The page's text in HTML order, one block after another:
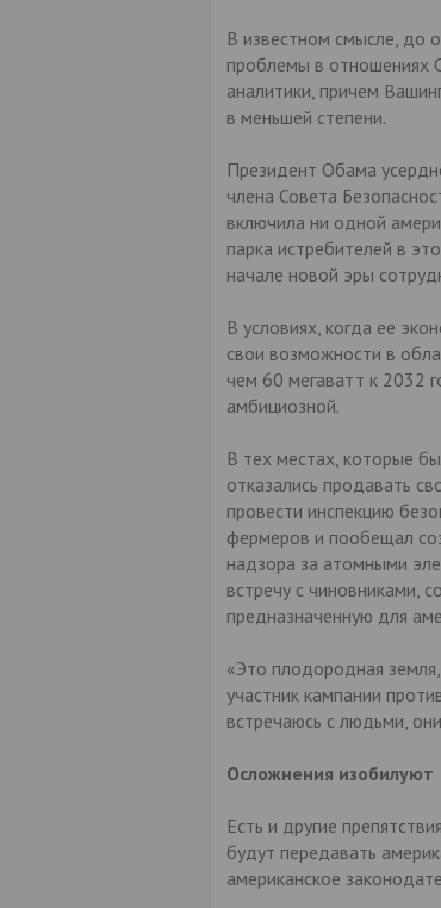
В известном смысле, до
проблемы в отношениях
аналитики, причем
в меньшей степени.
Президент Обама
члена Совета
включила ни одной
парка истребителей в
начале новой эры
В условиях, когда ее
свои возможности в
чем 60 мегаватт к 2032
амбициозной.
В тех местах, которые
отказались продавать
провести инспекцию
фермеров и пообещал
надзора за атомными
встречу с чиновниками,
предназначенную для
«Это плодородная
участник кампании
встречаюсь с людьми,
Осложнения изобилуют
Есть и другие
будут передавать
американское